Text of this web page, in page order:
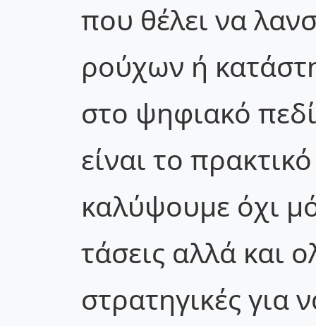
που θέλει να
ρούχων ή
στο ψηφιακό
είναι το
καλύψουμε όχι
τάσεις αλλά και
στρατηγικές για